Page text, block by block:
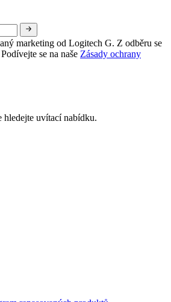
marketing od Logitech G. Z odběru se
se na naše Zásady ochrany
hledejte uvítací nabídku.